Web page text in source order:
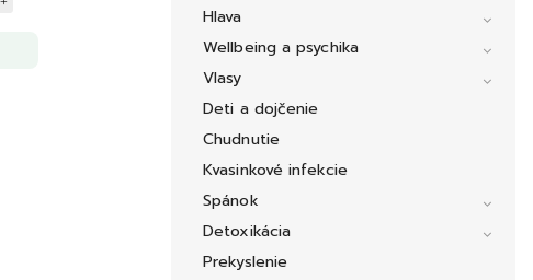
Hlava
Wellbeing a psychika
Vlasy
Deti a dojčenie
Chudnutie
Kvasinkové infekcie
Spánok
Detoxikácia
Prekyslenie